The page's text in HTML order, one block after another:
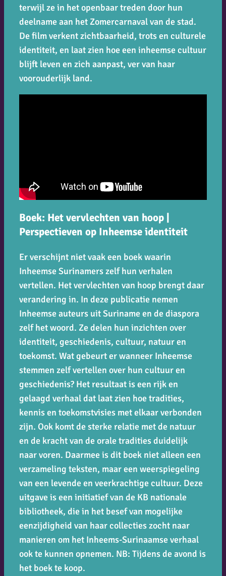
terwijl ze in het openbaar treden door hun
deelname aan het Zomercarnaval van de stad.
De film verkent zichtbaarheid, trots en culturele
identiteit, en laat zien hoe een inheemse cultuur
blijft leven en zich aanpast, ver van haar
voorouderlijk land.
Boek: Het vervlechten van hoop |
Perspectieven op Inheemse identiteit
Er verschijnt niet vaak een boek waarin
Inheemse Surinamers zelf hun verhalen
vertellen. Het vervlechten van hoop brengt daar
verandering in. In deze publicatie nemen
Inheemse auteurs uit Suriname en de diaspora
zelf het woord. Ze delen hun inzichten over
identiteit, geschiedenis, cultuur, natuur en
toekomst. Wat gebeurt er wanneer Inheemse
stemmen zelf vertellen over hun cultuur en
geschiedenis? Het resultaat is een rijk en
gelaagd verhaal dat laat zien hoe tradities,
kennis en toekomstvisies met elkaar verbonden
zijn. Ook komt de sterke relatie met de natuur
en de kracht van de orale tradities duidelijk
naar voren. Daarmee is dit boek niet alleen een
verzameling teksten, maar een weerspiegeling
van een levende en veerkrachtige cultuur. Deze
uitgave is een initiatief van de KB nationale
bibliotheek, die in het besef van mogelijke
eenzijdigheid van haar collecties zocht naar
manieren om het Inheems-Surinaamse verhaal
ook te kunnen opnemen. NB: Tijdens de avond is
het boek te koop.